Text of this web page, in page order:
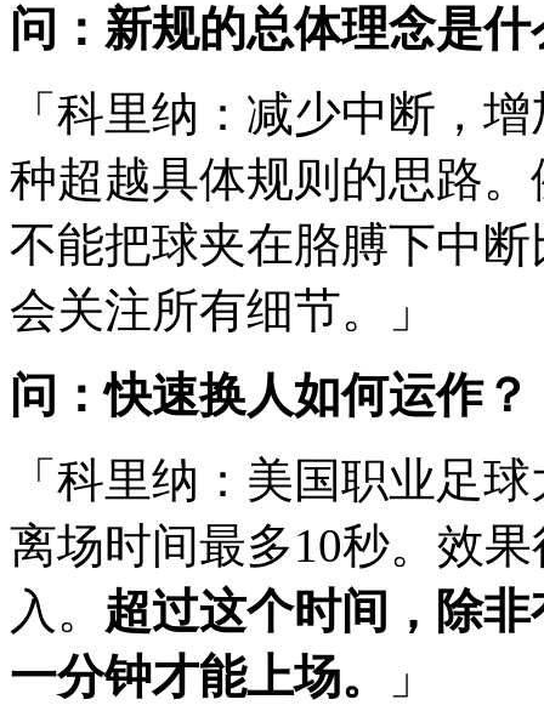
问：新规的总体理念是什
「科里纳：减少中断，
种超越具体规则的思路
不能把球夹在胳膊下中
会关注所有细节。」
问：快速换人如何运作？
「科里纳：美国职业足
离场时间最多10秒。效
入。 超过这个时间，除
一分钟才能上场。
」